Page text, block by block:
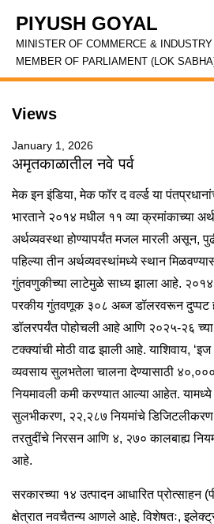
PIYUSH GOYAL
MINISTER OF COMMERCE & INDUSTRY
MEMBER OF PARLIAMENT (LOK
Views
January 1, 2026
अमृतकाळातील नवे पर्व
मेक इन इंडिया, मेक फॉर द वर्ल्ड या
भारताने २०१४ मधील ११ व्या क्रमांकाच्या
अर्थव्यवस्था होण्यापर्यंत मजल मारली असून,
पहिल्या तीन अर्थव्यवस्थांमध्ये स्थान
गुंतवणुकीच्या लाटेमुळे साध्य झाला आहे.
परकीय गुंतवणूक ३०८ अब्ज डॉलरवरून दुप्पट
डॉलरपर्यंत पोहोचली आहे आणि २०२५-२६ च्या
टक्क्यांची मोठी वाढ झाली आहे. याशिवाय,
व्यवसाय सुलभतेला चालना देण्यासाठी
नियमावली कमी करण्यात आल्या आहेत.
सुलभीकरण, २२,२८७ नियमांचे डिजिटलीकरण,
तरतुदींचे निरसन आणि ४, २७० कालबाह्य
आहे.
सरकारच्या १४ उत्पादन आधारित प्रोत्साहन
क्षेत्रात नवचैतन्य आणले आहे. विशेषतः,